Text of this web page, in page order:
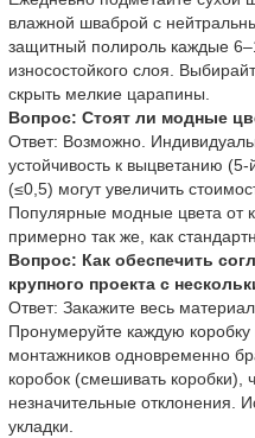
влажной шваброй с
защитный полироль каждые
износостойкого слоя.
скрыть мелкие царапины.
Вопрос: Стоят ли модные
Ответ: Возможно.
устойчивость к выцветанию
(≤0,5) могут увеличить
Популярные модные цвета от
примерно так же, как
Вопрос: Как обеспечить
крупного проекта с
Ответ: Закажите весь
Пронумеруйте каждую
монтажников одновременно
коробок (смешивать коробки),
незначительные отклонения.
укладки.